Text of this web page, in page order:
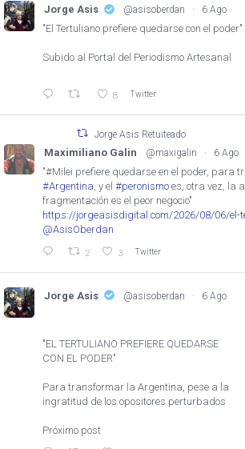
Jorge Asis @asisoberdan · 6 Ago
"El Tertuliano prefiere quedarse con el poder"
Subido al Portal del Periodismo Artesanal
8 Twitter
Jorge Asis Retuiteado
Maximiliano Galin @maxigalin · 6 Ago
"#Milei prefiere quedarse en el poder, para
#Argentina , y el #peronismo es, otra vez, la
fragmentación es el peor negocio"
https://jorgeasisdigital.com/2026/08/06/el-
@AsisOberdan
2 3 Twitter
Jorge Asis @asisoberdan · 6 Ago
"EL TERTULIANO PREFIERE QUEDARSE
CON EL PODER"
Para transformar la Argentina, pese a la
ingratitud de los opositores perturbados
Próximo post